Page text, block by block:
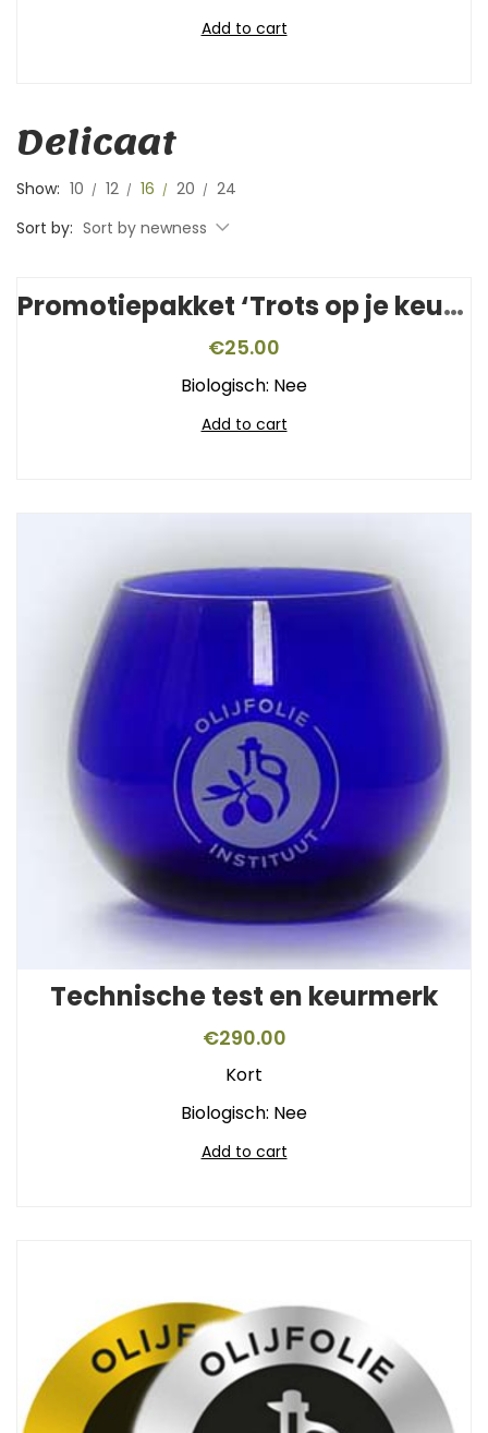
Add to cart
Delicaat
Show: 10 12 16 20
24
Sort by: Sort by newness
Promotiepakket ‘Trots op je keurmerk’
€25.00
Biologisch: Nee
Add to cart
Technische test en keurmerk
€290.00
Kort
Biologisch: Nee
Add to cart